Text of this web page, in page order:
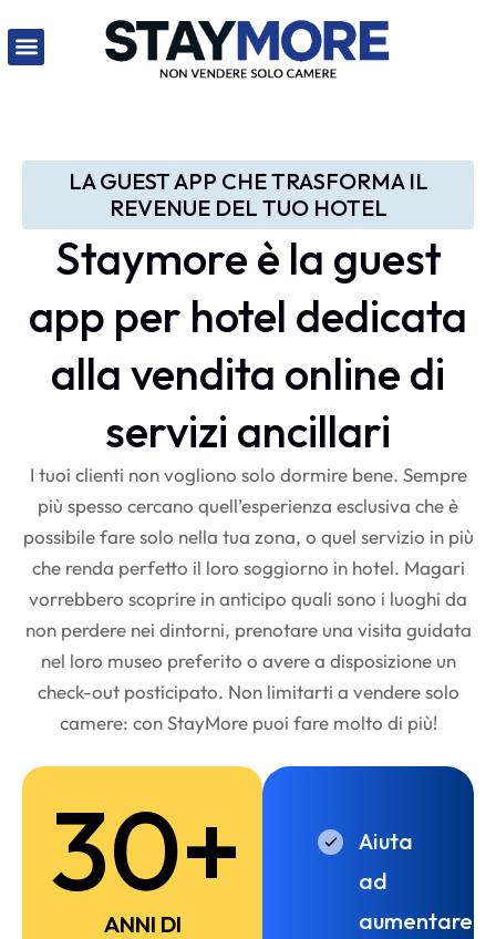
LA GUEST APP CHE TRASFORMA IL
REVENUE DEL TUO HOTEL
Staymore è la guest
app per hotel dedicata
alla vendita online di
servizi ancillari
I tuoi clienti non vogliono solo dormire bene. Sempre
più spesso cercano quell’esperienza esclusiva che è
possibile fare solo nella tua zona, o quel servizio in più
che renda perfetto il loro soggiorno in hotel. Magari
vorrebbero scoprire in anticipo quali sono i luoghi da
non perdere nei dintorni, prenotare una visita guidata
nel loro museo preferito o avere a disposizione un
check-out posticipato. Non limitarti a vendere solo
camere: con StayMore puoi fare molto di più!
30+
ANNI DI
Aiuta
ad
aumentare